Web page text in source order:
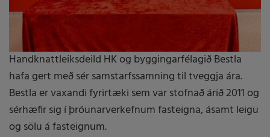
Handknattleiksdeild HK og byggingarfélagið Bestla
hafa gert með sér samstarfssamning til tveggja ára.
Bestla er vaxandi fyrirtæki sem var stofnað árið 2011 og
sérhæfir sig í þróunarverkefnum fasteigna, ásamt leigu
og sölu á fasteignum.